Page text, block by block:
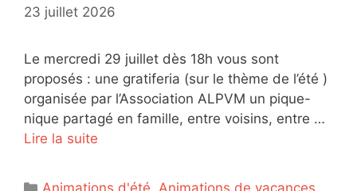
23 juillet 2026
Le mercredi 29 juillet dès 18h vous sont
proposés : une gratiferia (sur le thème de l’été )
organisée par l’Association ALPVM un pique-
nique partagé en famille, entre voisins, entre …
Lire la suite
Catégories